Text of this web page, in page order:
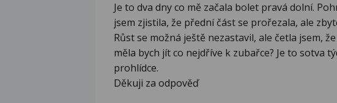
Je to dva dny co mě začala bolet pravá dolní.
jsem zjistila, že přední část se prořezala, ale
Růst se možná ještě nezastavil, ale četla jsem,
měla bych jít co nejdříve k zubařce? Je to sotva
prohlídce.
Děkuji za odpověď